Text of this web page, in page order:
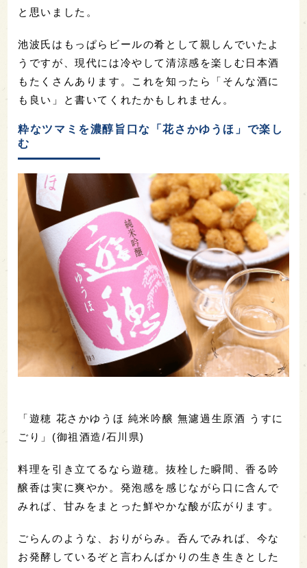
と思いました。
池波氏はもっぱらビールの肴として親しんでいたよ
うですが、現代には冷やして清涼感を楽しむ日本酒
もたくさんあります。これを知ったら「そんな酒に
も良い」と書いてくれたかもしれません。
粋なツマミを濃醇旨口な「花さかゆうほ」で楽し
む
「遊穂 花さかゆうほ 純米吟醸 無濾過生原酒 うすに
ごり」(御祖酒造/石川県)
料理を引き立てるなら遊穂。抜栓した瞬間、香る吟
醸香は実に爽やか。発泡感を感じながら口に含んで
みれば、甘みをまとった鮮やかな酸が広がります。
ごらんのような、おりがらみ。呑んでみれば、今な
お発酵しているぞと言わんばかりの生き生きとした